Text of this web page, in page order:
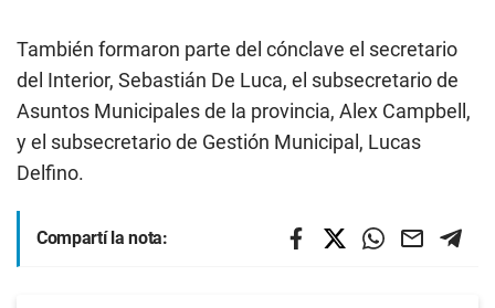
También formaron parte del cónclave el secretario
del Interior, Sebastián De Luca, el subsecretario de
Asuntos Municipales de la provincia, Alex Campbell,
y el subsecretario de Gestión Municipal, Lucas
Delfino.
Compartí la nota: